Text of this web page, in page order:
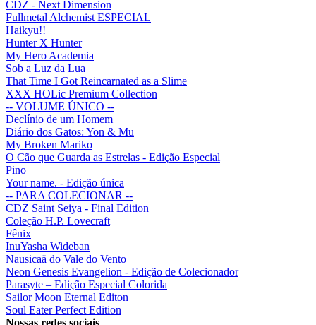
CDZ - Next Dimension
Fullmetal Alchemist ESPECIAL
Haikyu!!
Hunter X Hunter
My Hero Academia
Sob a Luz da Lua
That Time I Got Reincarnated as a Slime
XXX HOLic Premium Collection
-- VOLUME ÚNICO --
Declínio de um Homem
Diário dos Gatos: Yon & Mu
My Broken Mariko
O Cão que Guarda as Estrelas - Edição Especial
Pino
Your name. - Edição única
-- PARA COLECIONAR --
CDZ Saint Seiya - Final Edition
Coleção H.P. Lovecraft
Fênix
InuYasha Wideban
Nausicaä do Vale do Vento
Neon Genesis Evangelion - Edição de Colecionador
Parasyte – Edição Especial Colorida
Sailor Moon Eternal Editon
Soul Eater Perfect Edition
Nossas redes sociais